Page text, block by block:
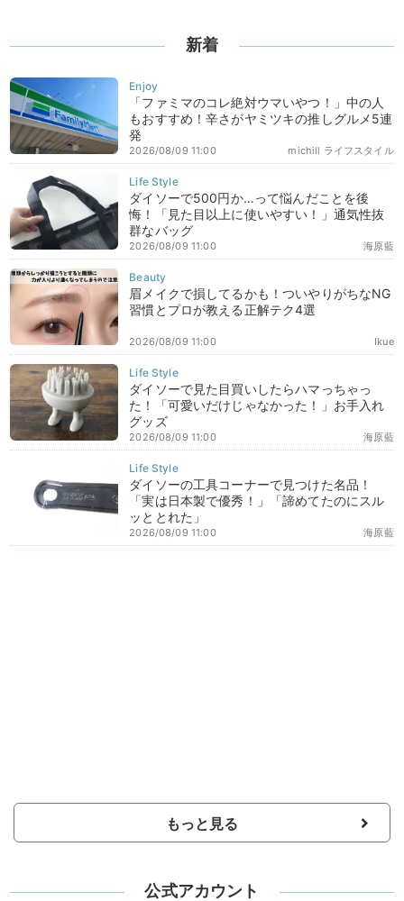
新着
「ファミマのコレ絶対ウマいやつ！」中の人
もおすすめ！辛さがヤミツキの推しグルメ5連
発
michill ライフスタイル
2026/08/09 11:00
ダイソーで500円か…って悩んだことを後
悔！「見た目以上に使いやすい！」通気性抜
群なバッグ
海原藍
2026/08/09 11:00
眉メイクで損してるかも！ついやりがちなNG
習慣とプロが教える正解テク4選
Ikue
2026/08/09 11:00
ダイソーで見た目買いしたらハマっちゃっ
た！「可愛いだけじゃなかった！」お手入れ
グッズ
海原藍
2026/08/09 11:00
ダイソーの工具コーナーで見つけた名品！
「実は日本製で優秀！」「諦めてたのにスル
ッととれた」
海原藍
2026/08/09 11:00
もっと見る
公式アカウント